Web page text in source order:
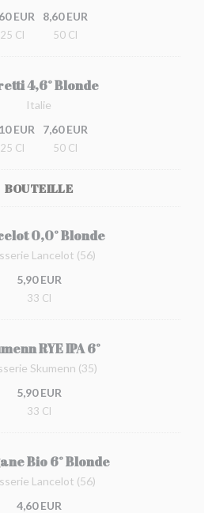
EUR
25 Cl
8,60 EUR
50 Cl
4,6° Blonde
Italie
EUR
25 Cl
7,60 EUR
50 Cl
BOUTEILLE
0,0° Blonde
Lancelot (56)
5,90 EUR
33 Cl
RYE IPA 6°
Skumenn (35)
5,90 EUR
33 Cl
Bio 6° Blonde
Lancelot (56)
4,60 EUR